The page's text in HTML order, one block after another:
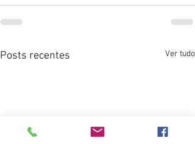
Posts recentes Ver tudo